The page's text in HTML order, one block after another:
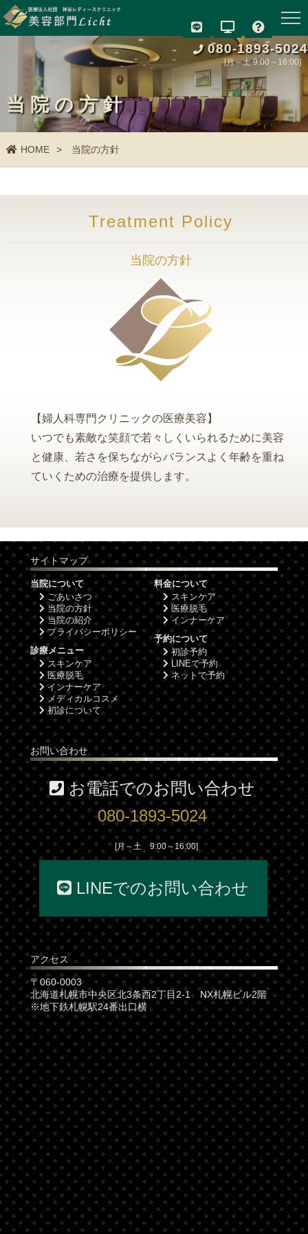
080-1893-5024
[月～土 9:00～16:00]
当院の方針
HOME 当院の方針
Treatment Policy
当院の方針
【婦人科専門クリニックの医療美容】
いつでも素敵な笑顔で若々しくいられるために美容
と健康、若さを保ちながらバランスよく年齢を重ね
ていくための治療を提供します。
サイトマップ
当院について
ごあいさつ
当院の方針
当院の紹介
プライバシーポリシー
診療メニュー
スキンケア
医療脱毛
インナーケア
メディカルコスメ
初診について
料金について
スキンケア
医療脱毛
インナーケア
予約について
初診予約
LINEで予約
ネットで予約
お問い合わせ
お電話でのお問い合わせ
080-1893-5024
[月～土 9:00～16:00]
LINEでのお問い合わせ
アクセス
〒060-0003
北海道札幌市中央区北3条西2丁目2-1 NX札幌ビル2階
※地下鉄札幌駅24番出口横